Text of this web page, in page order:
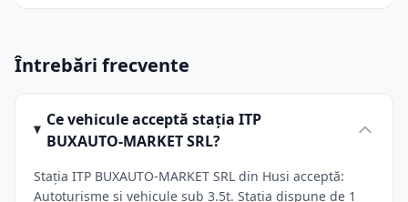
Întrebări frecvente
Ce vehicule acceptă stația ITP
BUXAUTO-MARKET SRL?
Stația ITP BUXAUTO-MARKET SRL din Husi acceptă:
Autoturisme și vehicule sub 3.5t. Stația dispune de 1